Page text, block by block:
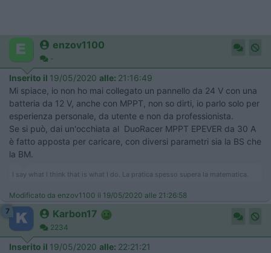
enzov1100
-
Inserito il 19/05/2020 alle: 21:16:49
Mi spiace, io non ho mai collegato un pannello da 24 V con una
batteria da 12 V, anche con MPPT, non so dirti, io parlo solo per
esperienza personale, da utente e non da professionista.
Se si può, dai un'occhiata al DuoRacer MPPT EPEVER da 30 A
è fatto apposta per caricare, con diversi parametri sia la BS che
la BM.
I say what I think that is what I do. La pratica spesso supera la matematica.
Modificato da enzov1100 il 19/05/2020 alle 21:26:58
7
Karbon17
2234
Inserito il 19/05/2020 alle: 22:21:21